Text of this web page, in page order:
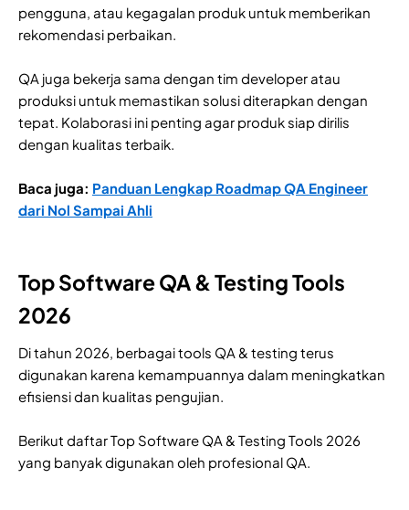
pengguna, atau kegagalan produk untuk memberikan
rekomendasi perbaikan.
QA juga bekerja sama dengan tim developer atau
produksi untuk memastikan solusi diterapkan dengan
tepat. Kolaborasi ini penting agar produk siap dirilis
dengan kualitas terbaik.
Baca juga: Panduan Lengkap Roadmap QA Engineer
dari Nol Sampai Ahli
Top Software QA & Testing Tools
2026
Di tahun 2026, berbagai tools QA & testing terus
digunakan karena kemampuannya dalam meningkatkan
efisiensi dan kualitas pengujian.
Berikut daftar Top Software QA & Testing Tools 2026
yang banyak digunakan oleh profesional QA.